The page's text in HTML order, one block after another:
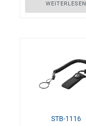
WEITERLESEN
STB-1116